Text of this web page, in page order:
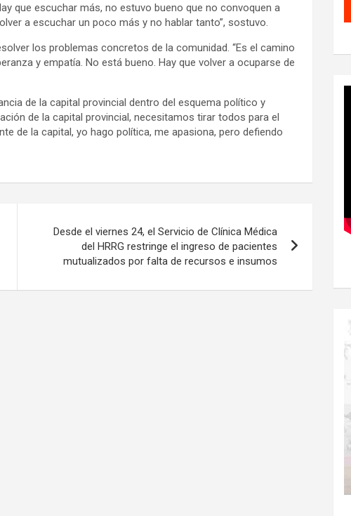
que escuchar más, no estuvo bueno que no convoquen a
a escuchar un poco más y no hablar tanto”, sostuvo.
los problemas concretos de la comunidad. “Es el camino
y empatía. No está bueno. Hay que volver a ocuparse de
de la capital provincial dentro del esquema político y
de la capital provincial, necesitamos tirar todos para el
de la capital, yo hago política, me apasiona, pero defiendo
Desde el viernes 24, el Servicio de Clínica Médica
del HRRG restringe el ingreso de pacientes
mutualizados por falta de recursos e insumos